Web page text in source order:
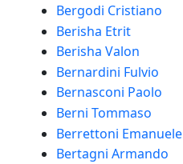
Bergodi Cristiano
Berisha Etrit
Berisha Valon
Bernardini Fulvio
Bernasconi Paolo
Berni Tommaso
Berrettoni Emanuele
Bertagni Armando